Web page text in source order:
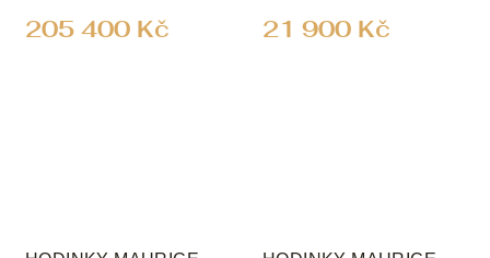
205 400 Kč 21 900 Kč